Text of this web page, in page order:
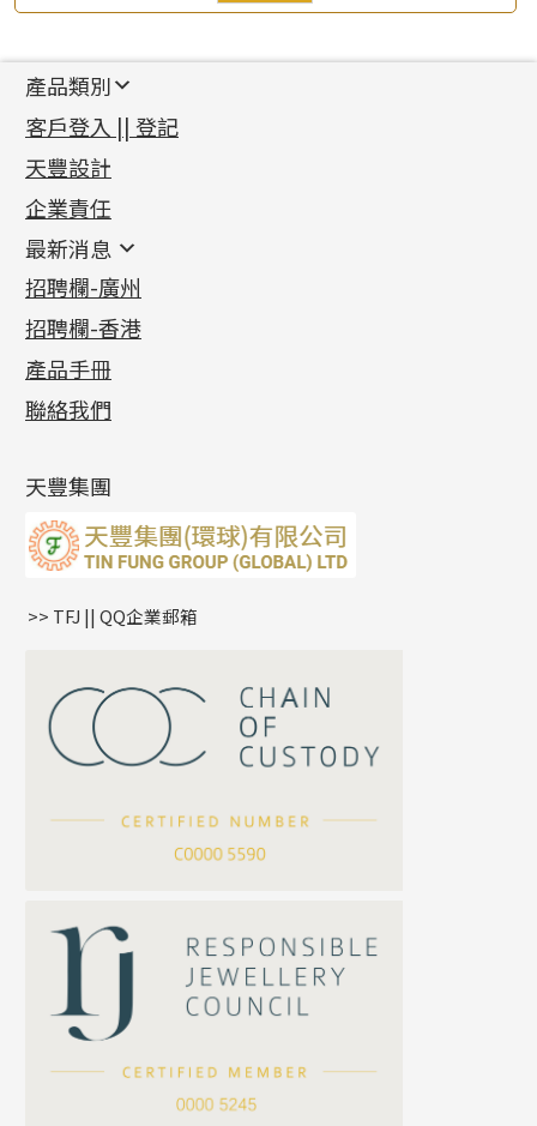
公司名稱
聯絡電話
產品類別
新產品
足金系列
足金配件
機織鏈系列
珠仔鏈
镶口链
管狀網鏈
十字車花鏈系列
十字閃O鏈系列
十字錘打鏈系列
側身車花鏈系列
側身鏈系列
雙十字鏈系列
水波鏈系列
蛇骨鏈系列
鏈尾系列
嘴唇鏈系列
S車花鏈系列
珍珠鏈系列
坦克鏈系列
滿天星鏈系列
方假繩鏈系列
首飾配件
耳環類配件
卷迫系列
螺絲迫系列
梅花迫系列
平臺迫系列
綫拍系列
美拍系列
耳環扣系列
耳綫/耳鈎系列
耳環爪頭
耳環
鏈類配件
動感車花吊墜
調節珠系列
生圈扣系列
龍蝦扣系列
鴨俐制系列
字母吊墜
相盒吊墜
項鏈吊墜
生肖吊墜
星座吊墜
珠扣
其他類配件
珠盤系列
袖口鈕系列
焊片及鐳射綫
空心車花管
珠類配件
無孔光身珠
空心光身珠
無孔批花珠
鑲口類
四爪頭系列
六爪頭系列
車花片
動感車花片
鑲口戒指
鑲口手鏈系列
首飾系列
手镯系列
戒指系列
空心耳環
空心车花管首饰链
空心手鐲系列
貴金屬原料
千足金
記憶金屬系列
記憶戒指
拉簧珠珠手鏈
記憶鈦手鐲
客戶登入 || 登記
天豐設計
企業責任
最新消息
最新消息
各項證書(2)
相片集(9)
展覽會資訊
最新產品資訊
招聘欄-廣州
招聘欄-香港
產品手冊
聯絡我們
天豐集團
>> TFJ || QQ企業郵箱